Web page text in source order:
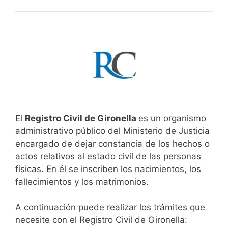
El Registro Civil de Gironella es un organismo
administrativo público del Ministerio de Justicia
encargado de dejar constancia de los hechos o
actos relativos al estado civil de las personas
físicas. En él se inscriben los nacimientos, los
fallecimientos y los matrimonios.
A continuación puede realizar los trámites que
necesite con el Registro Civil de Gironella: